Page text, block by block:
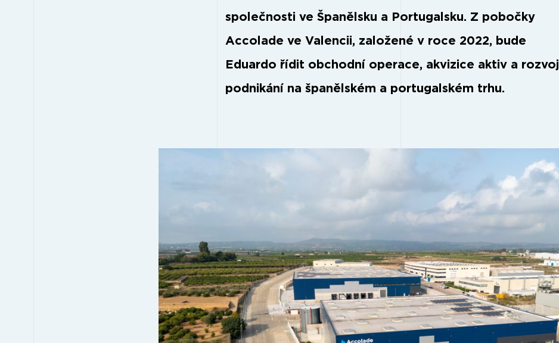
společnosti ve Španělsku a Portugalsku. Z pobočky
Accolade ve Valencii, založené v roce 2022, bude
Eduardo řídit obchodní operace, akvizice aktiv a rozvoj
podnikání na španělském a portugalském trhu.